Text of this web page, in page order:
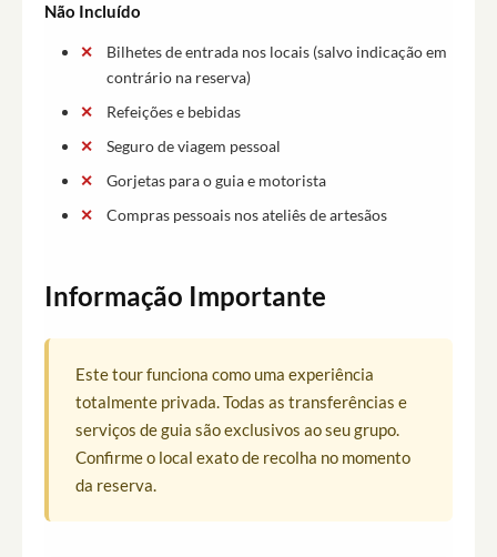
Não Incluído
Bilhetes de entrada nos locais (salvo indicação em
contrário na reserva)
Refeições e bebidas
Seguro de viagem pessoal
Gorjetas para o guia e motorista
Compras pessoais nos ateliês de artesãos
Informação Importante
Este tour funciona como uma experiência
totalmente privada. Todas as transferências e
serviços de guia são exclusivos ao seu grupo.
Confirme o local exato de recolha no momento
da reserva.